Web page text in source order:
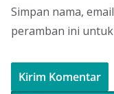
Simpan nama,
peramban ini